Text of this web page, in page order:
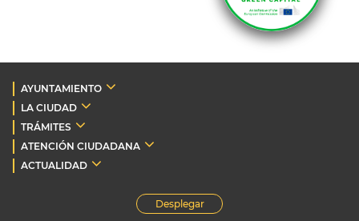
AYUNTAMIENTO
LA CIUDAD
TRÁMITES
ATENCIÓN CIUDADANA
ACTUALIDAD
Desplegar